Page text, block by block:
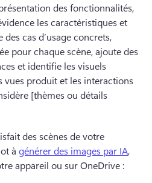
des fonctionnalités,
les caractéristiques et
cas d’usage concrets,
pour chaque scène, ajoute des
et identifie les visuels
vues produit et les interactions
[thèmes ou détails
des scènes de votre
à générer des images par IA,
appareil ou sur OneDrive :